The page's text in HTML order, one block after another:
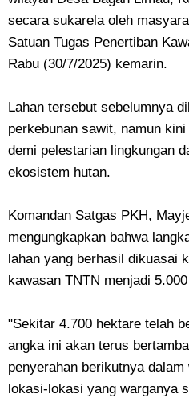
secara sukarela oleh
Satuan Tugas Penertiban
Rabu (30/7/2025) kemarin.
Lahan tersebut sebelumnya
perkebunan sawit, namun
demi pelestarian lingkungan
ekosistem hutan.
Komandan Satgas PKH,
mengungkapkan bahwa
lahan yang berhasil dikuasai
kawasan TNTN menjadi
"Sekitar 4.700 hektare telah
angka ini akan terus
penyerahan berikutnya
lokasi-lokasi yang warganya